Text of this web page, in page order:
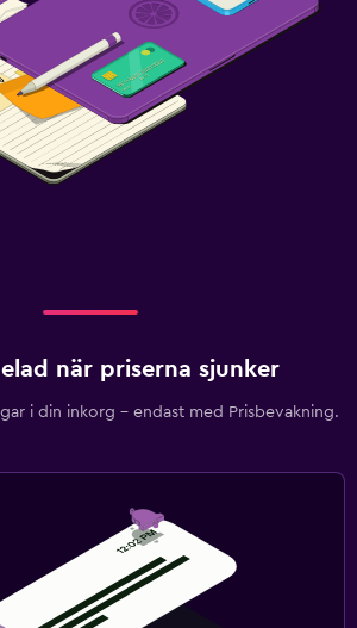
när priserna sjunker
i din inkorg – endast med Prisbevakning.